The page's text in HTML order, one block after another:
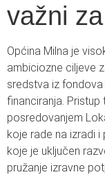
važni
Općina Milna je
ambiciozne ciljeve
sredstva iz fondova
financiranja.
posredovanjem
koje rade na izradi i
koje je uključen
pružanje izravne